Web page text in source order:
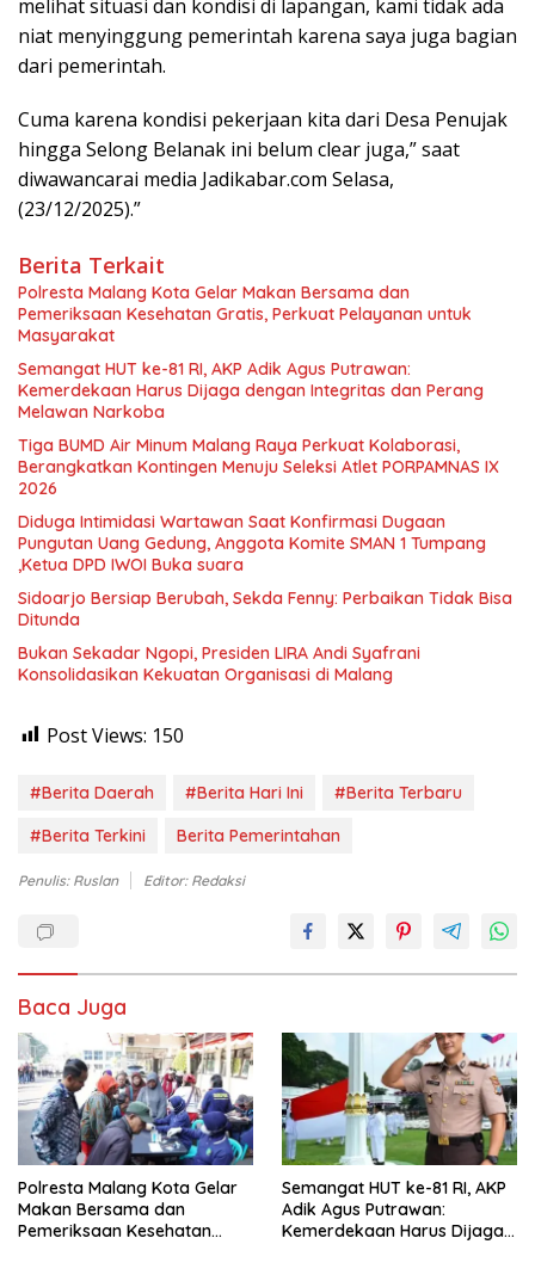
melihat situasi dan kondisi di lapangan, kami tidak ada
niat menyinggung pemerintah karena saya juga bagian
dari pemerintah.
Cuma karena kondisi pekerjaan kita dari Desa Penujak
hingga Selong Belanak ini belum clear juga,” saat
diwawancarai media Jadikabar.com Selasa,
(23/12/2025).”
Berita Terkait
Polresta Malang Kota Gelar Makan Bersama dan
Pemeriksaan Kesehatan Gratis, Perkuat Pelayanan untuk
Masyarakat
Semangat HUT ke-81 RI, AKP Adik Agus Putrawan:
Kemerdekaan Harus Dijaga dengan Integritas dan Perang
Melawan Narkoba
Tiga BUMD Air Minum Malang Raya Perkuat Kolaborasi,
Berangkatkan Kontingen Menuju Seleksi Atlet PORPAMNAS IX
2026
Diduga Intimidasi Wartawan Saat Konfirmasi Dugaan
Pungutan Uang Gedung, Anggota Komite SMAN 1 Tumpang
,Ketua DPD IWOI Buka suara
Sidoarjo Bersiap Berubah, Sekda Fenny: Perbaikan Tidak Bisa
Ditunda
Bukan Sekadar Ngopi, Presiden LIRA Andi Syafrani
Konsolidasikan Kekuatan Organisasi di Malang
Post Views: 150
#Berita Daerah #Berita Hari Ini
#Berita Terbaru
#Berita Terkini
Berita Pemerintahan
Penulis: Ruslan Editor: Redaksi
Baca Juga
Polresta Malang Kota Gelar
Makan Bersama dan
Pemeriksaan Kesehatan
Semangat HUT ke-81 RI, AKP
Adik Agus Putrawan:
Kemerdekaan Harus Dijaga